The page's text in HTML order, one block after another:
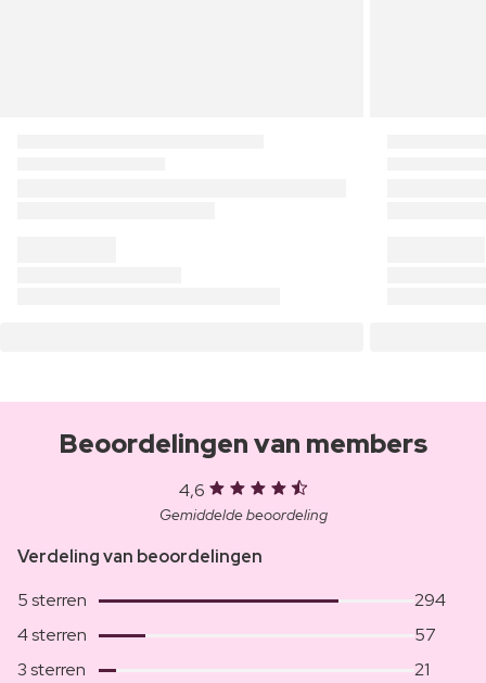
Beoordelingen van members
4,6
Gemiddelde beoordeling
Verdeling van beoordelingen
5 sterren
294
4 sterren
57
3 sterren
21